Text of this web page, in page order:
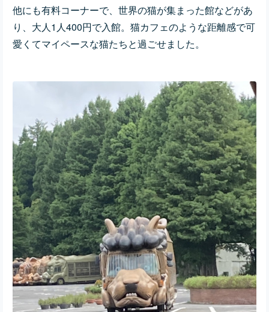
他にも有料コーナーで、世界の猫が集まった館などがあ
り、大人1人400円で入館。猫カフェのような距離感で可
愛くてマイペースな猫たちと過ごせました。